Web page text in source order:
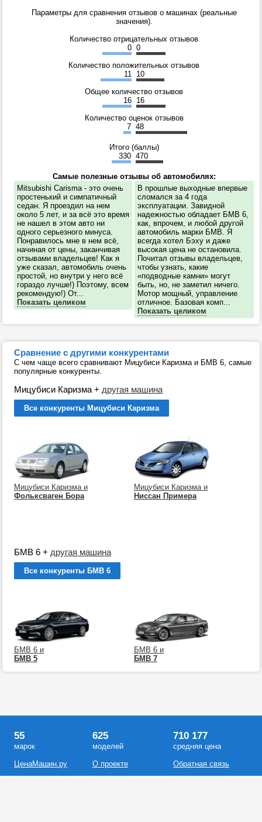
Параметры для сравнения отзывов о машинах (реальные
значения).
Количество отрицательных отзывов
0 0
Количество положительных отзывов
11
10
Общее количество отзывов
16 16
Количество оценок отзывов
7 48
Итого (баллы)
330 470
Самые полезные отзывы об автомобилях:
Mitsubishi Carisma - это очень
простенький и симпатичный
седан. Я проездил на нем
около 5 лет, и за всё это время
не нашел в этом авто ни
одного серьезного минуса.
Понравилось мне в нем всё,
начиная от цены, заканчивая
отзывами владельцев! Как я
уже сказал, автомобиль очень
простой, но внутри у него всё
гораздо лучше!) Поэтому, всем
рекомендую!) От...
Показать целиком
В прошлые выходные впервые
сломался за 4 года
эксплуатации. Завидной
надежностью обладает БМВ 6,
как, впрочем, и любой другой
автомобиль марки БМВ. Я
всегда хотел Бэху и даже
высокая цена не остановила.
Почитал отзывы владельцев,
чтобы узнать, какие
«подводные камни» могут
быть, но, не заметил ничего.
Мотор мощный, управление
отличное. Базовая комп...
Показать целиком
Сравнение с другими конкурентами
С чем чаще всего сравнивают Мицубиси Каризма и БМВ 6, самые
популярные конкуренты.
Мицубиси Каризма + другая машина
Все конкуренты Мицубиси Каризма
Мицубиси Каризма и
Фольксваген Бора
Мицубиси Каризма и
Ниссан Примера
БМВ 6 + другая машина
Все конкуренты БМВ 6
БМВ 6 и
БМВ 5
БМВ 6 и
БМВ 7
55
марок
ЦенаМашин.ру
625
моделей
О проекте
710 177
средняя цена
Обратная связь